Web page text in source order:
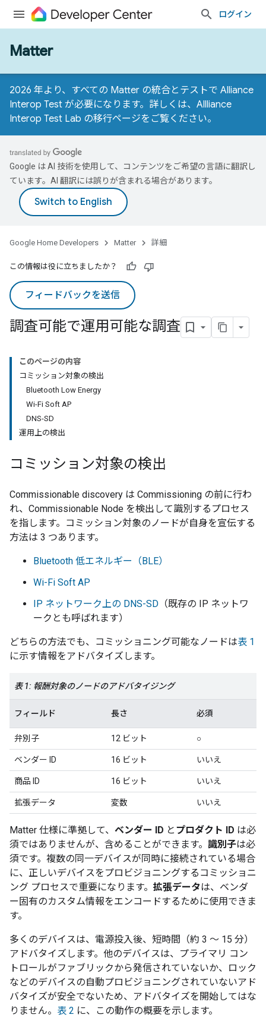
ログイン
Matter
2026 年より、すべての Matter の統合とテストで Alliance
Interop Test が必要になります。詳しくは、 Allliance
Interop Test Lab の移行ページをご覧ください。
Google は AI 技術を使用して、コンテンツをご希望の言語に翻訳し
ています。AI 翻訳には誤りが含まれる場合があります。
Google Home Developers Matter 詳細
この情報は役に立ちましたか？
フィードバックを送信
調査可能で運用可能な調査
このページの内容
コミッション対象の検出
Bluetooth Low Energy
Wi-Fi Soft AP
DNS-SD
運用上の検出
コミッション対象の検出
Commissionable discovery は Commissioning の前に行わ
れ、Commissionable Node を検出して識別するプロセス
を指します。コミッション対象のノードが自身を宣伝する
方法は 3 つあります。
Bluetooth 低エネルギー（BLE）
Wi-Fi Soft AP
IP ネットワーク上の DNS-SD （既存の IP ネットワ
ークとも呼ばれます）
どちらの方法でも、コミッショニング可能なノードは表 1
に示す情報をアドバタイズします。
表 1: 報酬対象のノードのアドバタイジング
フィールド 長さ 必須
弁別子 12 ビット ○
ベンダー ID 16 ビット いいえ
商品 ID 16 ビット いいえ
拡張データ 変数 いいえ
Matter 仕様に準拠して、 ベンダー ID と プロダクト ID は必
須ではありませんが、含めることができます。 識別子は必
須です。複数の同一デバイスが同時に接続されている場合
に、正しいデバイスをプロビジョニングするコミッショニ
ング プロセスで重要になります。 拡張データは、ベンダ
ー固有のカスタム情報をエンコードするために使用できま
す。
多くのデバイスは、電源投入後、短時間（約 3 ～ 15 分）
アドバタイズします。他のデバイスは、プライマリ コン
トロールがファブリックから発信されていないか、ロック
などのデバイスの自動プロビジョニングされていないアド
バタイズが安全でないため、アドバタイズを開始してはな
りません。 表 2 に、この動作の概要を示します。